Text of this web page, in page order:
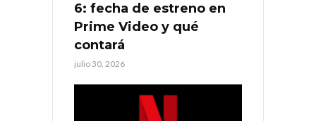
6: fecha de estreno en
Prime Video y qué
contará
julio 30, 2026